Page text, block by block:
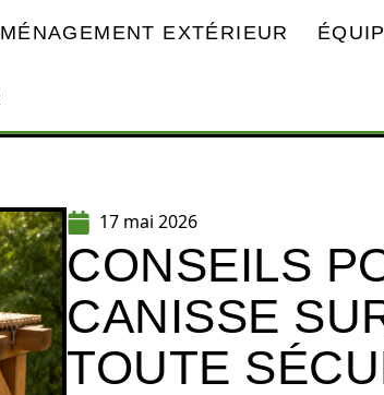
EXTÉRIEUR
17 mai 2026
CONSEILS
CANISSE
TOUTE